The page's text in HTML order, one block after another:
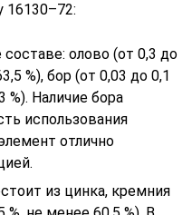
16130–72:
олово (от 0,3 до
%), бор (от 0,03 до 0,1
%). Наличие бора
использования
отлично
из цинка, кремния